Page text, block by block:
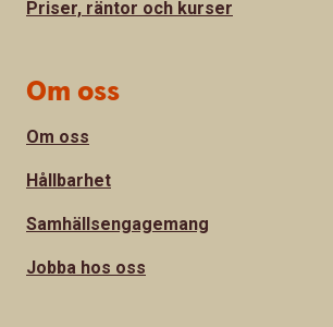
Priser, räntor och kurser
Om oss
Om oss
Hållbarhet
Samhällsengagemang
Jobba hos oss